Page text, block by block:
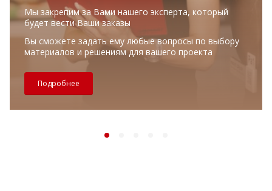
Мы закрепим за Вами нашего эксперта, который
будет вести Ваши заказы
Вы сможете задать ему любые вопросы по выбору
материалов и решениям для вашего проекта
Подробнее